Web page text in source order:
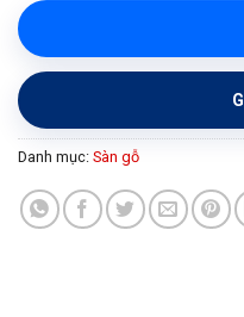
Danh mục: Sàn gỗ